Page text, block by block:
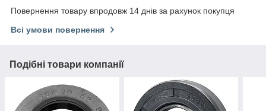
Повернення товару впродовж 14 днів за рахунок покупця
Всі умови повернення
Подібні товари компанії